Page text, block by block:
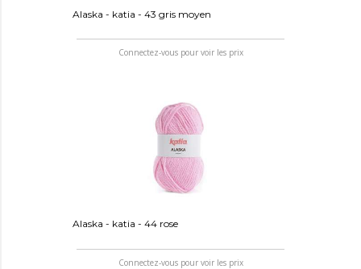
Alaska - katia - 43 gris moyen
Connectez-vous pour voir les prix
Alaska - katia - 44 rose
Connectez-vous pour voir les prix